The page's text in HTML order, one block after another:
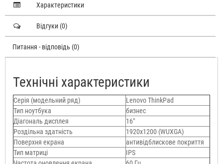
Характеристики
Відгуки (0)
Питання - відповідь (0)
Технічні характеристики
Серія (модельний ряд)
Lenovo ThinkPad
Тип ноутбука
бизнес
Діагональ дисплея
16"
Роздільна здатність
1920x1200 (WUXGA)
Поверхня екрана
антивідблискове покриття
Тип матриці
IPS